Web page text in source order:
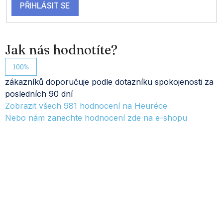
PŘIHLÁSIT SE
Jak nás hodnotíte?
100%
zákazníků doporučuje podle dotazníku spokojenosti za
posledních 90 dní
Zobrazit všech 981 hodnocení na Heuréce
Nebo nám zanechte hodnocení zde na e-shopu